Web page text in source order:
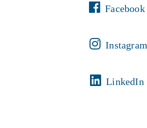
Facebook
Instagram
LinkedIn